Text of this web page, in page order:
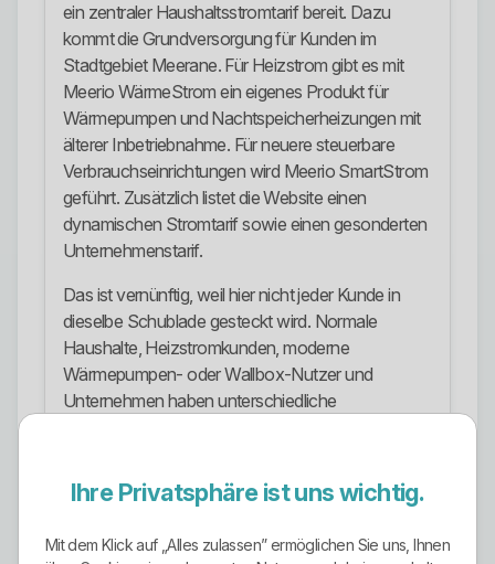
ein zentraler Haushaltsstromtarif bereit. Dazu
kommt die Grundversorgung für Kunden im
Stadtgebiet Meerane. Für Heizstrom gibt es mit
Meerio WärmeStrom ein eigenes Produkt für
Wärmepumpen und Nachtspeicherheizungen mit
älterer Inbetriebnahme. Für neuere steuerbare
Verbrauchseinrichtungen wird Meerio SmartStrom
geführt. Zusätzlich listet die Website einen
dynamischen Stromtarif sowie einen gesonderten
Unternehmenstarif.
Das ist vernünftig, weil hier nicht jeder Kunde in
dieselbe Schublade gesteckt wird. Normale
Haushalte, Heizstromkunden, moderne
Wärmepumpen- oder Wallbox-Nutzer und
Unternehmen haben unterschiedliche
bequem, aber schlecht gemacht.
Ihre Privatsphäre ist uns wichtig.
Mit dem Klick auf „Alles zulassen” ermöglichen Sie uns, Ihnen